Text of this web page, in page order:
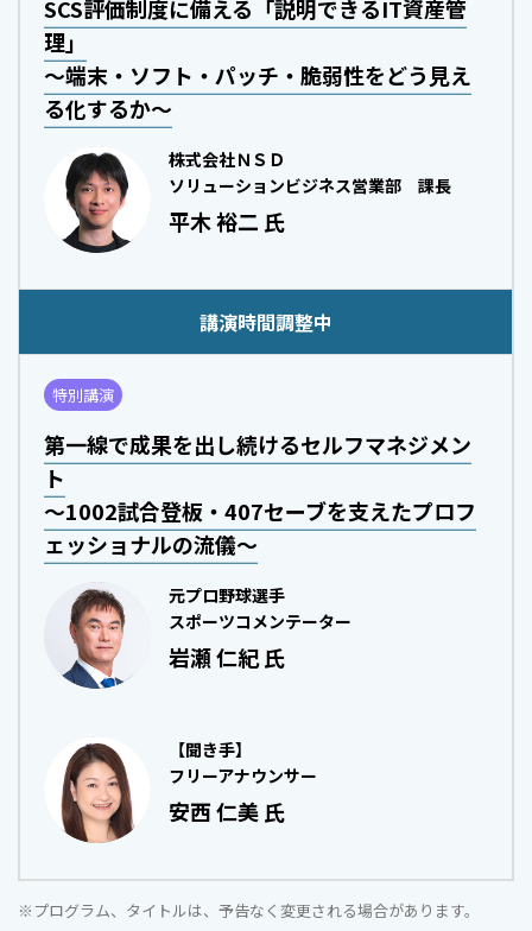
SCS評価制度に備える「説明できるIT資産管
理」
～端末・ソフト・パッチ・脆弱性をどう見え
る化するか～
株式会社ＮＳＤ
ソリューションビジネス営業部 課長
平木 裕二 氏
講演時間調整中
特別講演
第一線で成果を出し続けるセルフマネジメン
ト
～1002試合登板・407セーブを支えたプロフ
ェッショナルの流儀～
元プロ野球選手
スポーツコメンテーター
岩瀬 仁紀 氏
【聞き手】
フリーアナウンサー
安西 仁美 氏
※プログラム、タイトルは、予告なく変更される場合があります。